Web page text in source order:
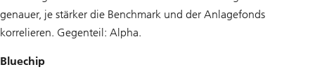
genauer, je stärker die Benchmark und der Anlagefonds
korrelieren. Gegenteil: Alpha.
Bluechip